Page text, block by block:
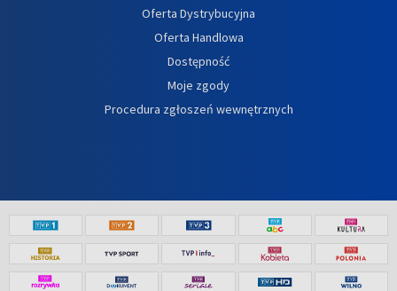
Oferta Dystrybucyjna
Oferta Handlowa
Dostępność
Moje zgody
Procedura zgłoszeń wewnętrznych